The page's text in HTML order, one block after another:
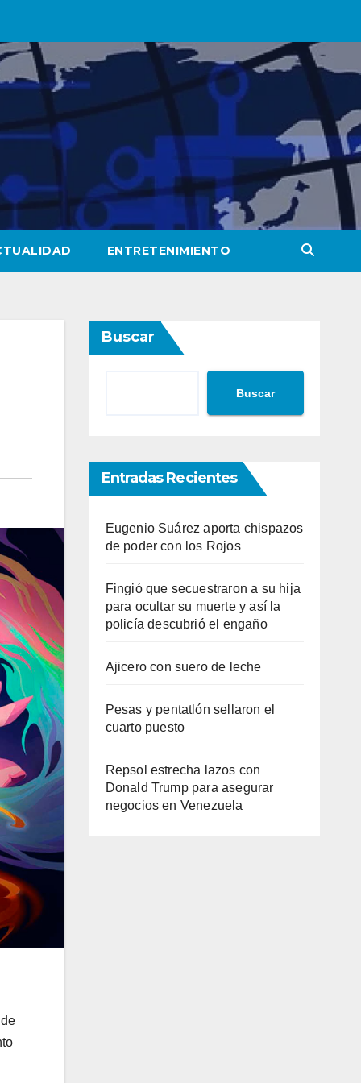
ENTRETENIMIENTO
Buscar
Buscar
Entradas Recientes
Eugenio Suárez aporta chispazos
de poder con los Rojos
Fingió que secuestraron a su hija
para ocultar su muerte y así la
policía descubrió el engaño
Ajicero con suero de leche
Pesas y pentatlón sellaron el
cuarto puesto
Repsol estrecha lazos con
Donald Trump para asegurar
negocios en Venezuela